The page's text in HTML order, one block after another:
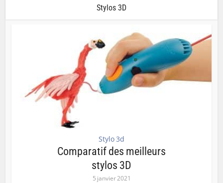
Stylos 3D
Stylo 3d
Comparatif des meilleurs
stylos 3D
5 janvier 2021